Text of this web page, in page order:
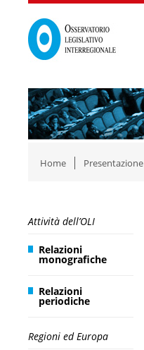
Home Presentazione
Attività dell’OLI
Relazioni
monografiche
Relazioni
periodiche
Regioni ed Europa